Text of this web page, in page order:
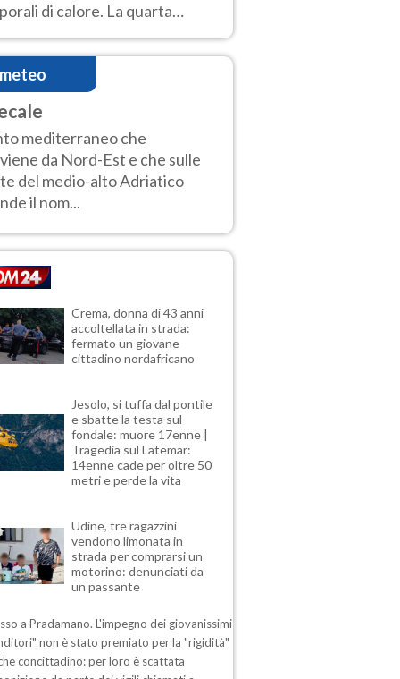
di calore. La quarta
ondata di calore non dà
e durerà fino Ferragosto
mediterraneo che
da Nord-Est e che sulle
del medio-alto Adriatico
il nom...
Crema, donna di 43 anni
accoltellata in strada:
fermato un giovane
cittadino nordafricano
Jesolo, si tuffa dal pontile
e sbatte la testa sul
fondale: muore 17enne |
Tragedia sul Latemar:
14enne cade per oltre 50
metri e perde la vita
Udine, tre ragazzini
vendono limonata in
strada per comprarsi un
motorino: denunciati da
un passante
a Pradamano. L'impegno dei giovanissimi
non è stato premiato per la "rigidità"
concittadino: per loro è scattata